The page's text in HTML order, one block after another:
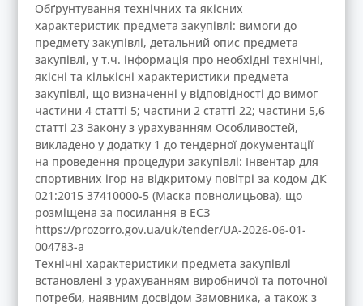
Обґрунтування технічних та якісних
характеристик предмета закупівлі: вимоги до
предмету закупівлі, детальний опис предмета
закупівлі, у т.ч. інформація про необхідні технічні,
якісні та кількісні характеристики предмета
закупівлі, що визначенні у відповідності до вимог
частини 4 статті 5; частини 2 статті 22; частини 5,6
статті 23 Закону з урахуванням Особливостей,
викладено у додатку 1 до тендерної документації
на проведення процедури закупівлі: Інвентар для
спортивних ігор на відкритому повітрі за кодом ДК
021:2015 37410000-5 (Маска повнолицьова), що
розміщена за посилання в ЕСЗ
https://prozorro.gov.ua/uk/tender/UA-2026-06-01-
004783-a
Технічні характеристики предмета закупівлі
встановлені з урахуванням виробничої та поточної
потреби, наявним досвідом Замовника, а також з